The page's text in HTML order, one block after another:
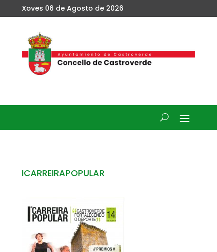
Xoves 06 de Agosto de 2026
ICARREIRAPOPULAR